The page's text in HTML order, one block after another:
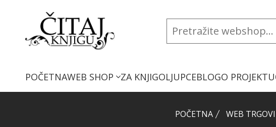
POČETNAWEB SHOP ZA KNJIGOLJUPCEBLOGO PROJEKTU
POČETNA WEB